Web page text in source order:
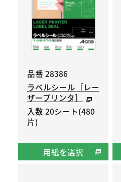
品番 28386
ラベルシール［レー
ザープリンタ］
入数 20シート(480
片)
用紙を選択